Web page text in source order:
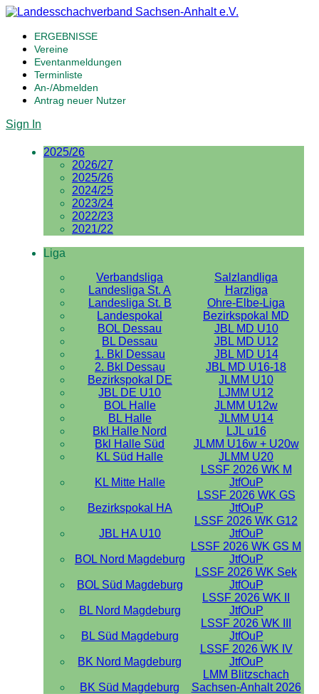
ERGEBNISSE
Vereine
Eventanmeldungen
Terminliste
An-/Abmelden
Antrag neuer Nutzer
Sign In
2025/26
2026/27
2025/26
2024/25
2023/24
2022/23
2021/22
Liga
Verbandsliga
Salzlandliga
Landesliga St. A
Harzliga
Landesliga St. B
Ohre-Elbe-Liga
Landespokal
Bezirkspokal MD
BOL Dessau
JBL MD U10
BL Dessau
JBL MD U12
1. Bkl Dessau
JBL MD U14
2. Bkl Dessau
JBL MD U16-18
Bezirkspokal DE
JLMM U10
JBL DE U10
LJMM U12
BOL Halle
JLMM U12w
BL Halle
JLMM U14
Bkl Halle Nord
LJL u16
Bkl Halle Süd
JLMM U16w + U20w
KL Süd Halle
JLMM U20
KL Mitte Halle
LSSF 2026 WK M
JtfOuP
Bezirkspokal HA
LSSF 2026 WK GS
JtfOuP
JBL HA U10
LSSF 2026 WK G12
JtfOuP
BOL Nord Magdeburg
LSSF 2026 WK GS M
JtfOuP
BOL Süd Magdeburg
LSSF 2026 WK Sek
JtfOuP
BL Nord Magdeburg
LSSF 2026 WK II
JtfOuP
BL Süd Magdeburg
LSSF 2026 WK III
JtfOuP
BK Nord Magdeburg
LSSF 2026 WK IV
JtfOuP
BK Süd Magdeburg
LMM Blitzschach
Sachsen-Anhalt 2026